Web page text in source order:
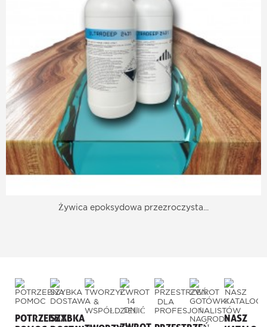
Żywica epoksydowa przezroczysta...
POTRZEBNASZYBKA
NASZ